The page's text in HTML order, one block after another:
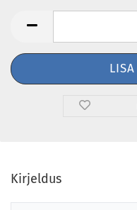
Kirjeldus